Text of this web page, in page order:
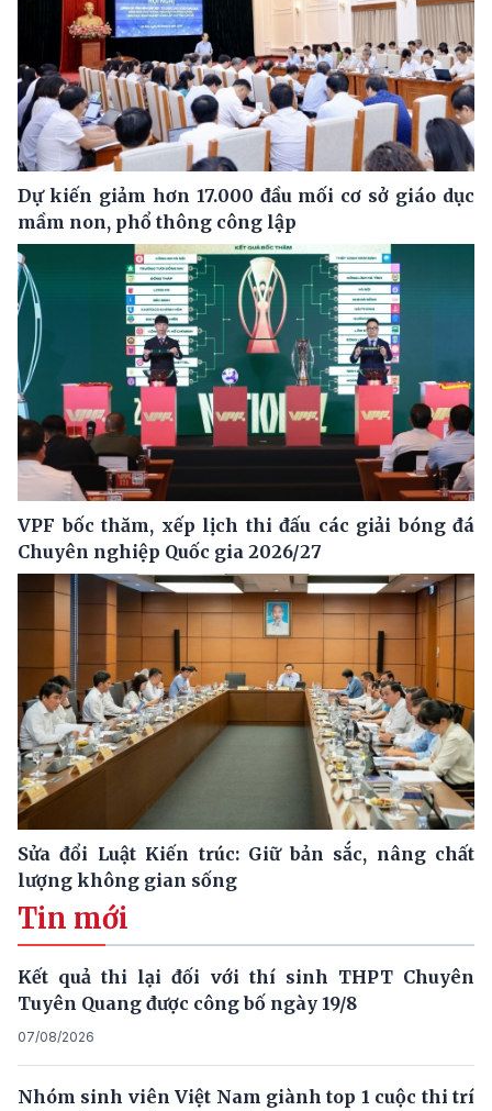
Dự kiến giảm hơn 17.000 đầu mối cơ sở giáo dục
mầm non, phổ thông công lập
VPF bốc thăm, xếp lịch thi đấu các giải bóng đá
Chuyên nghiệp Quốc gia 2026/27
Sửa đổi Luật Kiến trúc: Giữ bản sắc, nâng chất
lượng không gian sống
Tin mới
Kết quả thi lại đối với thí sinh THPT Chuyên
Tuyên Quang được công bố ngày 19/8
07/08/2026
Nhóm sinh viên Việt Nam giành top 1 cuộc thi trí